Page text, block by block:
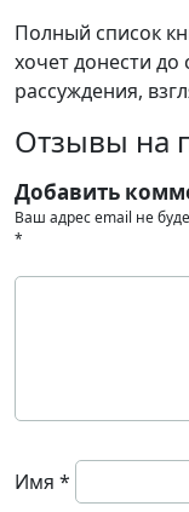
Полный список
хочет донести до
рассуждения,
Отзывы на
Добавить
Ваш адрес email не
*
Имя *